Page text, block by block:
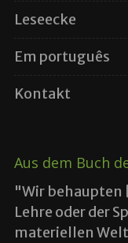
Leseecke
Em português
Kontakt
Aus dem Buch
"Wir behaupten
Lehre oder der
materiellen